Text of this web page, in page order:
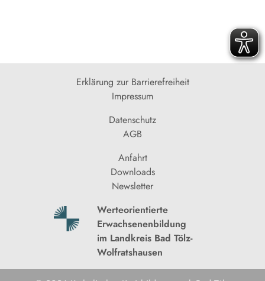
Erklärung zur Barrierefreiheit
Impressum
Datenschutz
AGB
Anfahrt
Downloads
Newsletter
Werteorientierte
Erwachsenenbildung
im Landkreis Bad Tölz-
Wolfratshausen